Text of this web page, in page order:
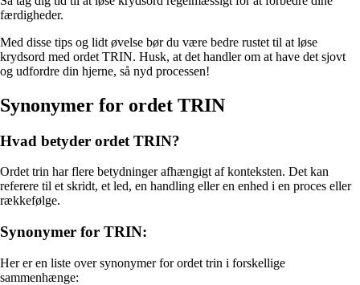
færdigheder.
Med disse tips og lidt øvelse bør du være bedre rustet til at løse
krydsord med ordet TRIN. Husk, at det handler om at have det sjovt
og udfordre din hjerne, så nyd processen!
Synonymer for ordet TRIN
Hvad betyder ordet TRIN?
Ordet trin har flere betydninger afhængigt af konteksten. Det kan
referere til et skridt, et led, en handling eller en enhed i en proces eller
rækkefølge.
Synonymer for TRIN:
Her er en liste over synonymer for ordet trin i forskellige
sammenhænge: